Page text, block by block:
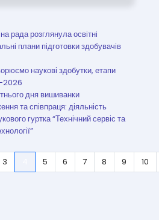
рада розглянула освітні
плани підготовки здобувачів
наукові здобутки, етапи
2026
дня вишиванки
та співпраця: діяльність
гуртка “Технічний сервіс та
3 5 6 7 8 9 10